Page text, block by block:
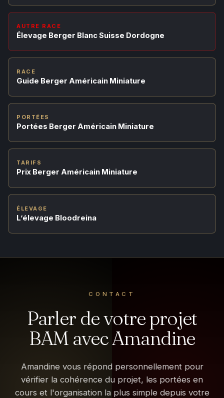
AUTRE RACE
Élevage Berger Blanc Suisse Dordogne
RACE
Guide Berger Américain Miniature
PORTÉES
Portées Berger Américain Miniature
TARIFS
Prix Berger Américain Miniature
ÉLEVAGE
L’élevage Bloodreina
CONTACT
Parler de votre projet
BAM avec Amandine
Amandine vous répond personnellement pour
vérifier la cohérence du projet, les portées en
cours et l'organisation la plus simple depuis votre